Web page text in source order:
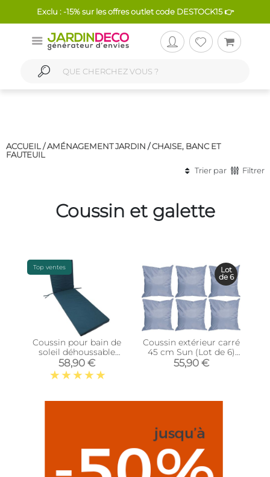
Exclu : -15% sur les offres outlet code DESTOCK15 👉
ACCUEIL /AMÉNAGEMENT JARDIN /CHAISE, BANC ET
FAUTEUIL
Trier par
Filtrer
Coussin et galette
Top ventes
Coussin pour bain de
soleil déhoussable
Monte Carlo (Cèdre)
58,90 €
Coussin extérieur carré
45 cm Sun (Lot de 6)
(Gris clair)
55,90 €
Lot
de 6